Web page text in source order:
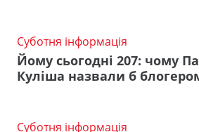
Суботня інформація
Йому сьогодні 207: чому
Куліша назвали б
Суботня інформація